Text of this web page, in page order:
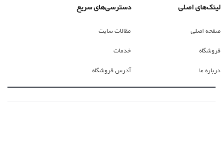
لینک‌های اصلی
صفحه اصلی
فروشگاه
درباره ما
دسترسی‌های سریع
مقالات سایت
خدمات
آدرس فروشگاه